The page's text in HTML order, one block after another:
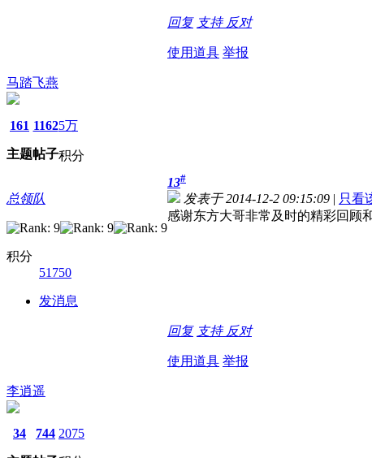
回复 支持 反对
使用道具 举报
马踏飞燕
161
主题
1162
帖子
5万
积分
总领队
积分
51750
发消息
13#
发表于 2014-12-2 09:15:09 | 只看
感谢东方大哥非常及时的精彩回顾
回复 支持 反对
使用道具 举报
李逍遥
34 744 2075